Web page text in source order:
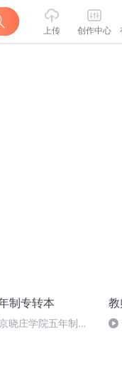
上传 创作中心
制专转本
晓庄学院五年制转